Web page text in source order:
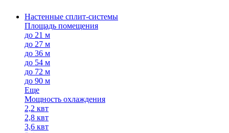
Настенные сплит-системы
Площадь помещения
до 21 м
до 27 м
до 36 м
до 54 м
до 72 м
до 90 м
Еще
Мощность охлаждения
2,2 квт
2,8 квт
3,6 квт